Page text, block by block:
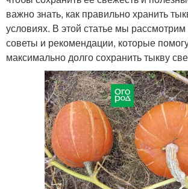
важно знать, как правильно хранить
условиях. В этой статье мы
советы и рекомендации, которые
максимально долго сохранить тыкву